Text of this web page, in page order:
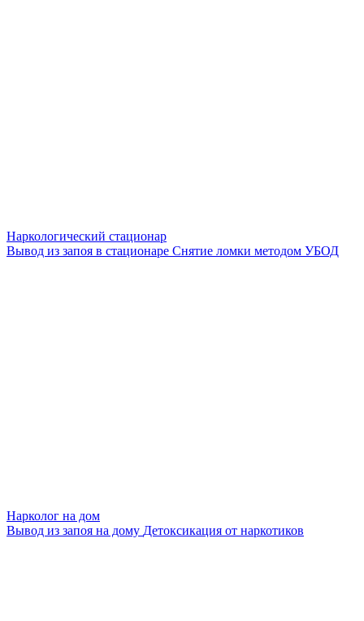
Наркологический стационар
Вывод из запоя в стационаре Снятие ломки методом УБОД
Нарколог на дом
Вывод из запоя на дому Детоксикация от наркотиков